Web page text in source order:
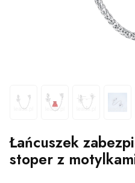
Łańcuszek
stoper z